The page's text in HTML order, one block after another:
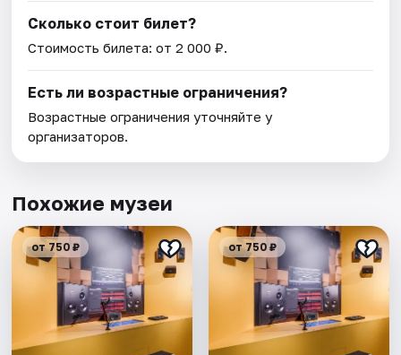
Сколько стоит билет?
Стоимость билета: от 2 000 ₽.
Есть ли возрастные ограничения?
Возрастные ограничения уточняйте у
организаторов.
Похожие музеи
от 750 ₽ от 750 ₽